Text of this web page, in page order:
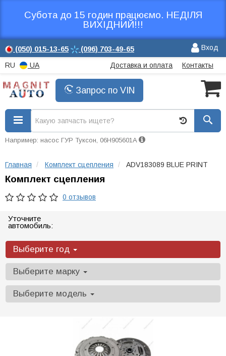
Субота до 15 годин працюємо. НЕДІЛЯ
ВИХІДНИЙ!!!
(050) 015-13-65 (096) 703-49-65 Вход
RU UA Доставка и оплата Контакты
Запрос по VIN
Например: насос ГУР Туксон, 06H905601A
Главная Комплект сцепления ADV183089 BLUE PRINT
Комплект сцепления
0 отзывов
Уточните
автомобиль:
Выберите год
Выберите марку
Выберите модель